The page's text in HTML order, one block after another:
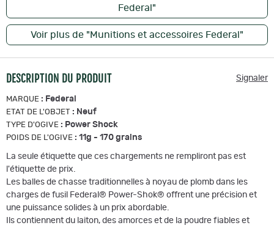
Federal"
Voir plus de "Munitions et accessoires Federal"
DESCRIPTION DU PRODUIT Signaler
MARQUE : Federal
ETAT DE L'OBJET : Neuf
TYPE D'OGIVE : Power Shock
POIDS DE L'OGIVE : 11g - 170 grains
La seule étiquette que ces chargements ne rempliront pas est
l'étiquette de prix.
Les balles de chasse traditionnelles à noyau de plomb dans les
charges de fusil Federal® Power-Shok® offrent une précision et
une puissance solides à un prix abordable.
Ils contiennent du laiton, des amorces et de la poudre fiables et